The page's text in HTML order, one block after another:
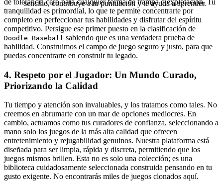
sencillo, contribuye a tu puntuación y te ayuda a aprender.
de tolerancia cero para cualquier forma de trampa o explotación. Tu
tranquilidad es primordial, lo que te permite concentrarte por
completo en perfeccionar tus habilidades y disfrutar del espíritu
competitivo. Persigue ese primer puesto en la clasificación de
Doodle Baseball sabiendo que es una verdadera prueba de
habilidad. Construimos el campo de juego seguro y justo, para que
puedas concentrarte en construir tu legado.
4. Respeto por el Jugador: Un Mundo Curado,
Priorizando la Calidad
Tu tiempo y atención son invaluables, y los tratamos como tales. No
creemos en abrumarte con un mar de opciones mediocres. En
cambio, actuamos como tus curadores de confianza, seleccionando a
mano solo los juegos de la más alta calidad que ofrecen
entretenimiento y rejugabilidad genuinos. Nuestra plataforma está
diseñada para ser limpia, rápida y discreta, permitiendo que los
juegos mismos brillen. Esta no es solo una colección; es una
biblioteca cuidadosamente seleccionada construida pensando en tu
gusto exigente. No encontrarás miles de juegos clonados aquí.